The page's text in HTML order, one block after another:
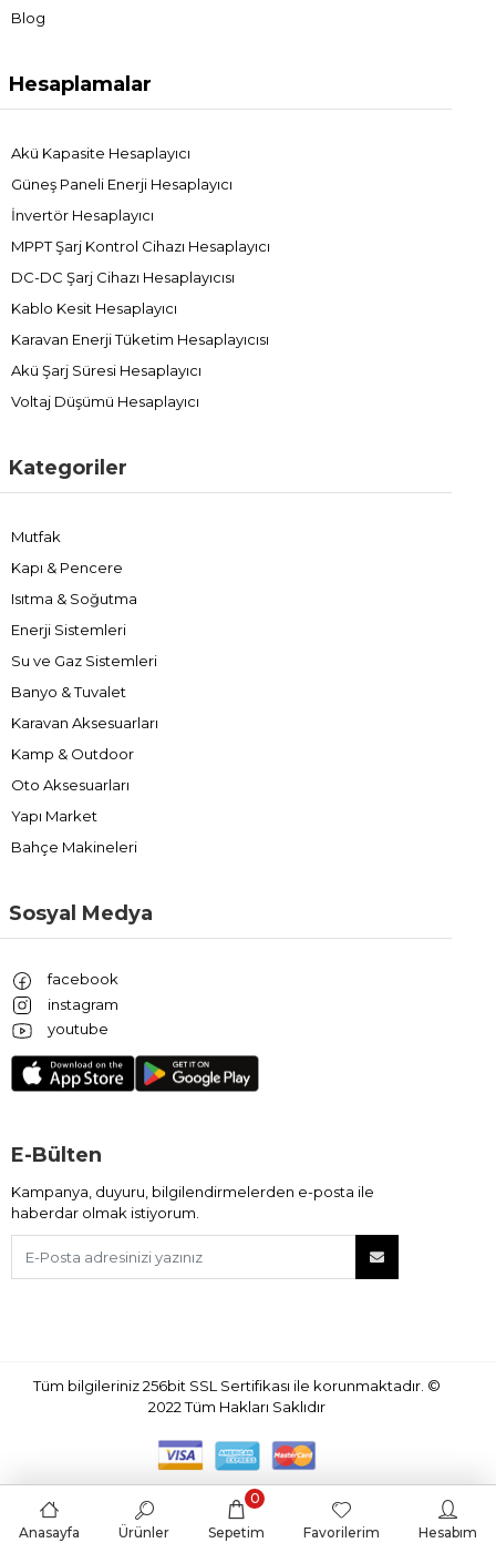
Blog
Hesaplamalar
Akü Kapasite Hesaplayıcı
Güneş Paneli Enerji Hesaplayıcı
İnvertör Hesaplayıcı
MPPT Şarj Kontrol Cihazı Hesaplayıcı
DC-DC Şarj Cihazı Hesaplayıcısı
Kablo Kesit Hesaplayıcı
Karavan Enerji Tüketim Hesaplayıcısı
Akü Şarj Süresi Hesaplayıcı
Voltaj Düşümü Hesaplayıcı
Kategoriler
Mutfak
Kapı & Pencere
Isıtma & Soğutma
Enerji Sistemleri
Su ve Gaz Sistemleri
Banyo & Tuvalet
Karavan Aksesuarları
Kamp & Outdoor
Oto Aksesuarları
Yapı Market
Bahçe Makineleri
Sosyal Medya
facebook
instagram
youtube
E-Bülten
Kampanya, duyuru, bilgilendirmelerden e-posta ile
haberdar olmak istiyorum.
Tüm bilgileriniz 256bit SSL Sertifikası ile korunmaktadır. ©
2022Tüm Hakları Saklıdır
Anasayfa Ürünler Sepetim
0
Favorilerim Hesabım